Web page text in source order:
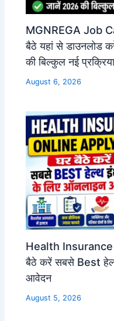
MGNREGA Job
बैठे यहां से डाउनलोड
की बिल्कुल नई
August 6, 2026
Health
बैठे करें सबसे Best
आवेदन
August 5, 2026